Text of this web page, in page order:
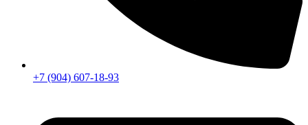
+7 (904) 607-18-93